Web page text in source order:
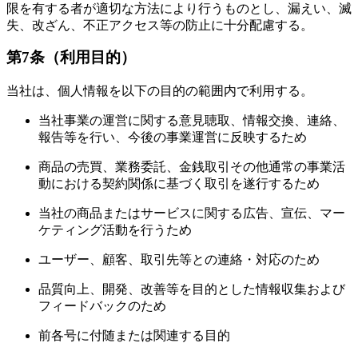
限を有する者が適切な方法により行うものとし、漏えい、滅
失、改ざん、不正アクセス等の防止に十分配慮する。
第7条（利用目的）
当社は、個人情報を以下の目的の範囲内で利用する。
当社事業の運営に関する意見聴取、情報交換、連絡、
報告等を行い、今後の事業運営に反映するため
商品の売買、業務委託、金銭取引その他通常の事業活
動における契約関係に基づく取引を遂行するため
当社の商品またはサービスに関する広告、宣伝、マー
ケティング活動を行うため
ユーザー、顧客、取引先等との連絡・対応のため
品質向上、開発、改善等を目的とした情報収集および
フィードバックのため
前各号に付随または関連する目的